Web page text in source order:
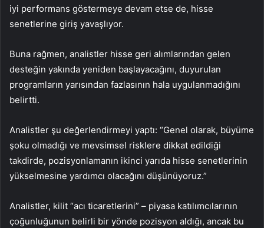
iyi performans göstermeye devam etse de, hisse
senetlerine giriş yavaşlıyor.
Buna rağmen, analistler hisse geri alımlarından gelen
desteğin yakında yeniden başlayacağını, duyurulan
programların yarısından fazlasının hala uygulanmadığını
belirtti.
Analistler şu değerlendirmeyi yaptı: “Genel olarak, büyüme
şoku olmadığı ve mevsimsel risklere dikkat edildiği
takdirde, pozisyonlamanın ikinci yarıda hisse senetlerinin
yükselmesine yardımcı olacağını düşünüyoruz.”
Analistler, kilit “acı ticaretlerini” – piyasa katılımcılarının
çoğunluğunun belirli bir yönde pozisyon aldığı, ancak bu